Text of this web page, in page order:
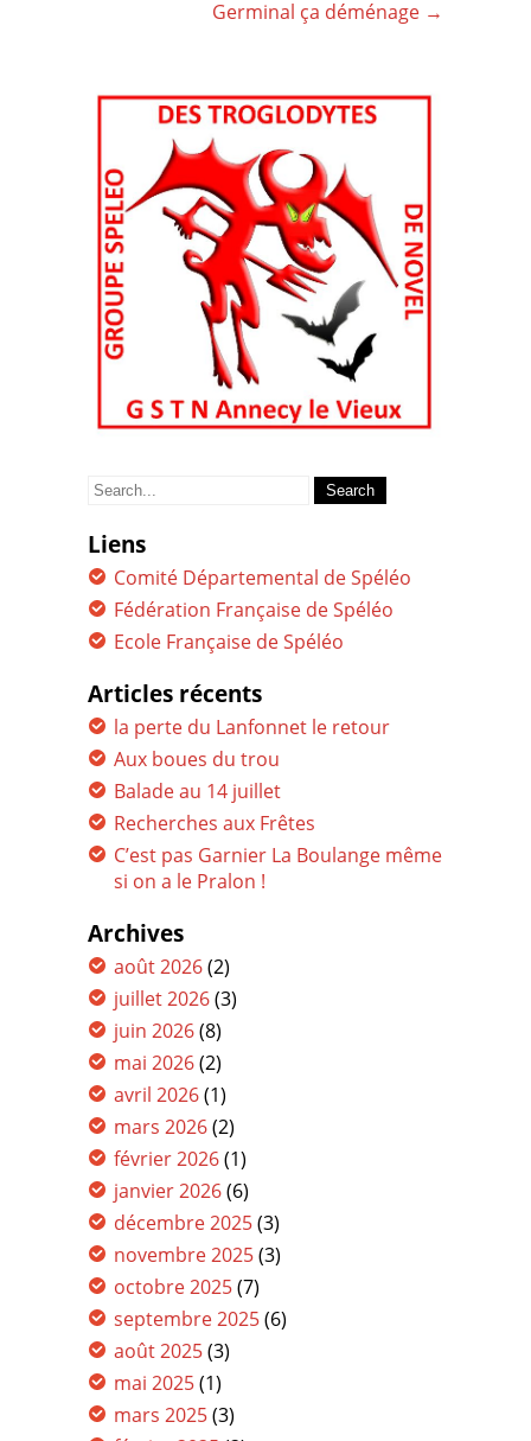
Germinal ça déménage →
Search
Liens
Comité Départemental de Spéléo
Fédération Française de Spéléo
Ecole Française de Spéléo
Articles récents
la perte du Lanfonnet le retour
Aux boues du trou
Balade au 14 juillet
Recherches aux Frêtes
C’est pas Garnier La Boulange même
si on a le Pralon !
Archives
août 2026(2)
juillet 2026(3)
juin 2026(8)
mai 2026(2)
avril 2026(1)
mars 2026(2)
février 2026(1)
janvier 2026(6)
décembre 2025(3)
novembre 2025(3)
octobre 2025(7)
septembre 2025(6)
août 2025(3)
mai 2025(1)
mars 2025(3)